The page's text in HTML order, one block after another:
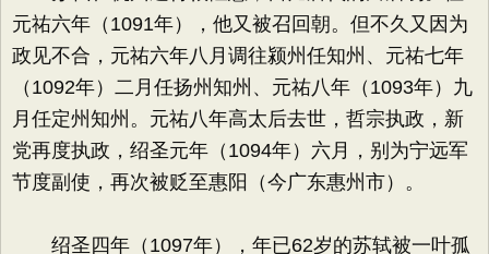
元祐六年（1091年），他又被召回朝。但不久又因为
政见不合，元祐六年八月调往颍州任知州、元祐七年
（1092年）二月任扬州知州、元祐八年（1093年）九
月任定州知州。元祐八年高太后去世，哲宗执政，新
党再度执政，绍圣元年（1094年）六月，别为宁远军
节度副使，再次被贬至惠阳（今广东惠州市）。
绍圣四年（1097年），年已62岁的苏轼被一叶孤